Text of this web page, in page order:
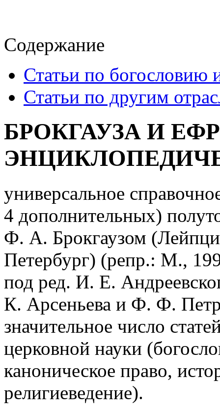
Содержание
Статьи по богословию
Статьи по другим
БРОКГАУЗА И
универсальное
4 дополнительных)
Ф. А. Брокгаузом
Петербург) (репр.: М.,
под ред. И. Е.
К. Арсеньева и Ф. Ф.
значительное число
церковной науки
каноническое право,
религиеведение).